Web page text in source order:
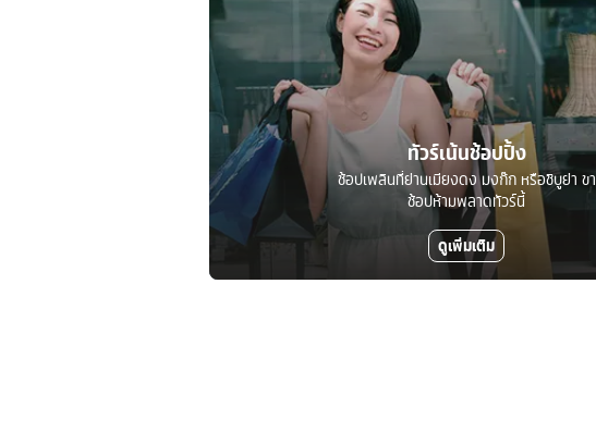
ทัวร์เน้นช้อปปิ้ง
ช้อปเพลินที่ย่านเมียงดง มงก๊ก หรือชิบูย่า ขา
ช้อปห้ามพลาดทัวร์นี้
ดูเพิ่มเติม